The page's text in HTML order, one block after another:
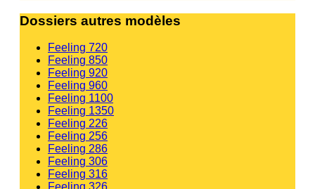
Dossiers autres modèles
Feeling 720
Feeling 850
Feeling 920
Feeling 960
Feeling 1100
Feeling 1350
Feeling 226
Feeling 256
Feeling 286
Feeling 306
Feeling 316